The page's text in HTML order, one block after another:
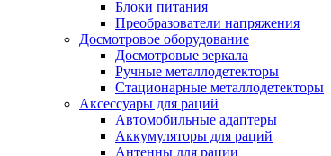
Блоки питания
Преобразователи напряжения
Досмотровое оборудование
Досмотровые зеркала
Ручные металлодетекторы
Стационарные металлодетекторы
Аксессуары для раций
Автомобильные адаптеры
Аккумуляторы для раций
Антенны для рации